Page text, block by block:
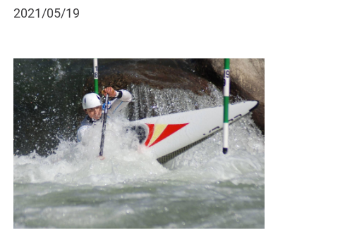
2021/05/19